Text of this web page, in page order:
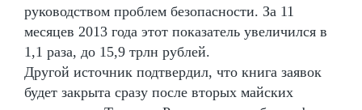
руководством проблем безопасности. За 11
месяцев 2013 года этот показатель увеличился в
1,1 раза, до 15,9 трлн рублей.
Другой источник подтвердил, что книга заявок
будет закрыта сразу после вторых майских